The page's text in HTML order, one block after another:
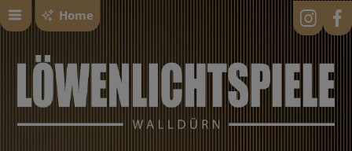
Home